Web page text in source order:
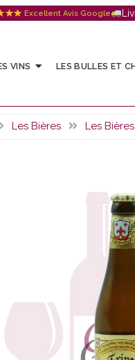
Excellent Avis Google
VINS LES BULLES ET
Les Bières Les